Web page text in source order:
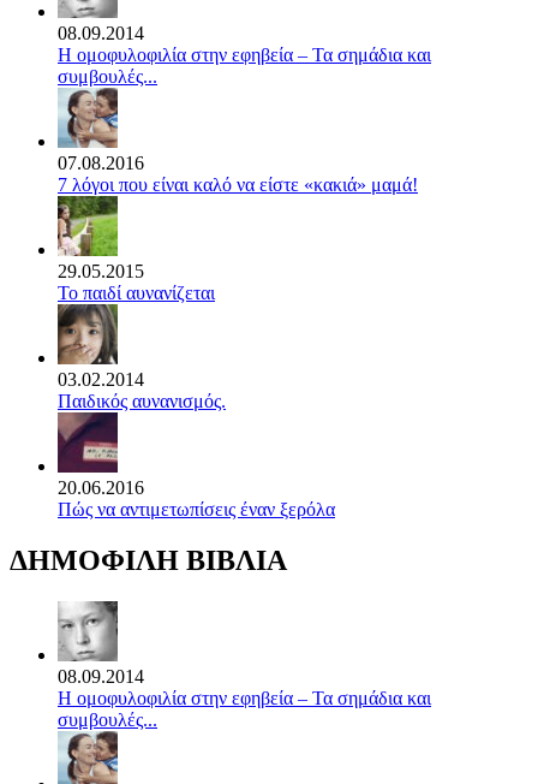
08.09.2014
Η ομοφυλοφιλία στην εφηβεία – Τα σημάδια και
συμβουλές...
07.08.2016
7 λόγοι που είναι καλό να είστε «κακιά» μαμά!
29.05.2015
Το παιδί αυνανίζεται
03.02.2014
Παιδικός αυνανισμός.
20.06.2016
Πώς να αντιμετωπίσεις έναν ξερόλα
ΔΗΜΟΦΙΛΗ ΒΙΒΛΙΑ
08.09.2014
Η ομοφυλοφιλία στην εφηβεία – Τα σημάδια και
συμβουλές...